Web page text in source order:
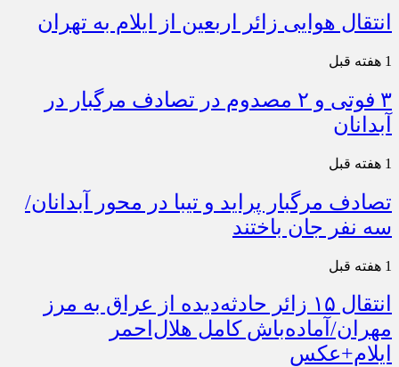
انتقال هوایی زائر اربعین از ایلام به تهران
1 هفته قبل
۳ فوتی و ۲ مصدوم در تصادف مرگبار در
آبدانان
1 هفته قبل
تصادف مرگبار پراید و تیبا در محور آبدانان/
سه نفر جان باختند
1 هفته قبل
انتقال ۱۵ زائر حادثه‌دیده از عراق به مرز
مهران/آماده‌باش کامل هلال‌احمر
ایلام+عکس